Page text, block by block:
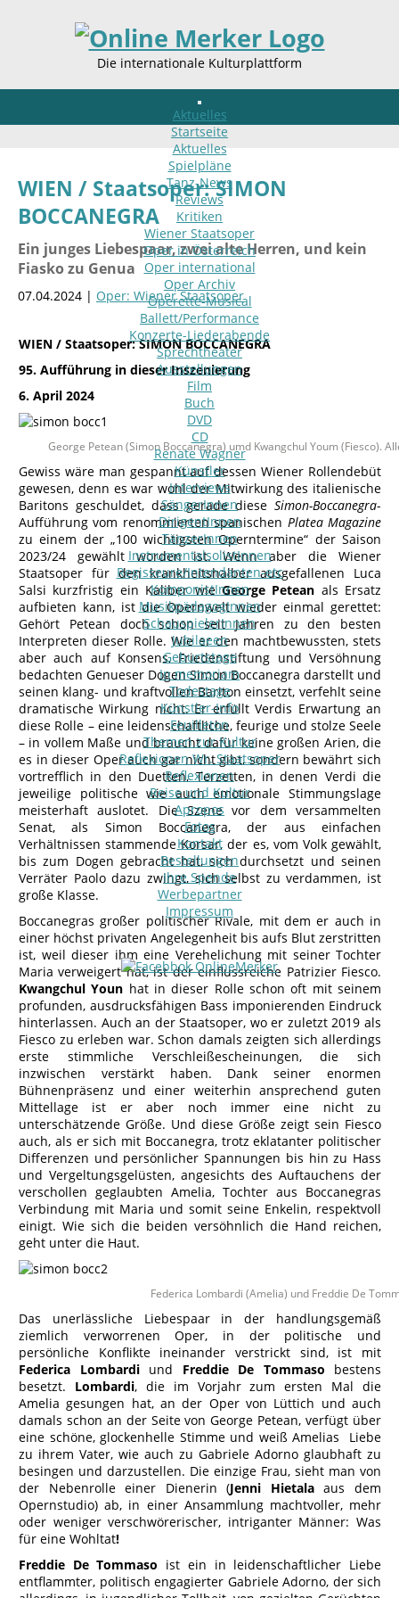
Die internationale Kulturplattform
Aktuelles
Startseite
Aktuelles
Spielpläne
Tanz-News
Reviews
Kritiken
Wiener Staatsoper
Oper in Österreich
Oper international
Oper Archiv
Operette-Musical
Ballett/Performance
Konzerte-Liederabende
Sprechtheater
Ausstellungen
Film
Buch
DVD
CD
Renate Wagner
Künstler
Interviews
SängerInnen
DirigentInnen
TänzerInnen
InstrumentalsolistInnen
Regisseure/Intendanten-etc
KomponistInnen
MusikpädagogInnen
SchauspielerInnen
Jubilaeen
Geburtstage
In memoriam
Todestage
Künstler-Info
Feuilleton
Themen zur Kultur
Reflexionen Wr. Staatsoper
Reflexionen
Reise und Kultur
Apropos
Fotos
Kontakt
Bestellungen
Ihre Spende
Werbepartner
Impressum
WIEN / Staatsoper: SIMON
BOCCANEGRA
Ein junges Liebespaar, zwei alte Herren, und kein
Fiasko zu Genua
07.04.2024 | Oper: Wiener Staatsoper
WIEN / Staatsoper: SIMON BOCCANEGRA
95. Aufführung in dieser Inszenierung
6. April 2024
George Petean (Simon Boccanegra) umd Kwangchul Youm (Fiesco).
Gewiss wäre man gespannt auf dessen Wiener Rollendebüt
gewesen, denn es war wohl der Mitwirkung des italienische
Baritons geschuldet, dass gerade diese Simon-Boccanegra-
Aufführung vom renommierten spanischen Platea Magazine
zu einem der „100 wichtigsten Operntermine“ der Saison
2023/24 gewählt worden ist. Wenn aber die Wiener
Staatsoper für den krankheitshalber ausgefallenen Luca
Salsi kurzfristig ein Kaliber wieGeorge Petean als Ersatz
aufbieten kann, ist die Opernwelt wieder einmal gerettet:
Gehört Petean doch schon seit Jahren zu den besten
Interpreten dieser Rolle. Wie er den machtbewussten, stets
aber auch auf Konsens, Friedenstiftung und Versöhnung
bedachten Genueser Dogen Simon Boccanegra darstellt und
seinen klang- und kraftvollen Bariton einsetzt, verfehlt seine
dramatische Wirkung nicht. Er erfüllt Verdis Erwartung an
diese Rolle – eine leidenschaftliche, feurige und stolze Seele
– in vollem Maße und braucht dafür keine großen Arien, die
es in dieser Oper auch gar nicht gibt, sondern bewährt sich
vortrefflich in den Duetten, Terzetten, in denen Verdi die
jeweilige politische wie auch emotionale Stimmungslage
meisterhaft auslotet. Die Szene vor dem versammelten
Senat, als Simon Boccanegra, der aus einfachen
Verhältnissen stammende Korsar, der es, vom Volk gewählt,
bis zum Dogen gebracht hat, sich durchsetzt und seinen
Verräter Paolo dazu zwingt, sich selbst zu verdammen, ist
große Klasse.
Boccanegras großer politischer Rivale, mit dem er auch in
einer höchst privaten Angelegenheit bis aufs Blut zerstritten
ist, weil dieser ihm eine Verehelichung mit seiner Tochter
Maria verweigert hat, ist der einflussreiche Patrizier Fiesco.
Kwangchul Youn hat in dieser Rolle schon oft mit seinem
profunden, ausdrucksfähigen Bass imponierenden Eindruck
hinterlassen. Auch an der Staatsoper, wo er zuletzt 2019 als
Fiesco zu erleben war. Schon damals zeigten sich allerdings
erste stimmliche Verschleißescheinungen, die sich
inzwischen verstärkt haben. Dank seiner enormen
Bühnenpräsenz und einer weiterhin ansprechend guten
Mittellage ist er aber noch immer eine nicht zu
unterschätzende Größe. Und diese Größe zeigt sein Fiesco
auch, als er sich mit Boccanegra, trotz eklatanter politischer
Differenzen und persönlicher Spannungen bis hin zu Hass
und Vergeltungsgelüsten, angesichts des Auftauchens der
verschollen geglaubten Amelia, Tochter aus Boccanegras
Verbindung mit Maria und somit seine Enkelin, respektvoll
einigt. Wie sich die beiden versöhnlich die Hand reichen,
geht unter die Haut.
Federica Lombardi (Amelia) und Freddie De
Das unerlässliche Liebespaar in der handlungsgemäß
ziemlich verworrenen Oper, in der politische und
persönliche Konflikte ineinander verstrickt sind, ist mit
Federica Lombardiund Freddie De Tommaso bestens
besetzt. Lombardi, die im Vorjahr zum ersten Mal die
Amelia gesungen hat, an der Oper von Lüttich und auch
damals schon an der Seite von George Petean, verfügt über
eine schöne, glockenhelle Stimme und weiß Amelias Liebe
zu ihrem Vater, wie auch zu Gabriele Adorno glaubhaft zu
besingen und darzustellen. Die einzige Frau, sieht man von
der Nebenrolle einer Dienerin (Jenni Hietalaaus dem
Opernstudio) ab, in einer Ansammlung machtvoller, mehr
oder weniger verschwörerischer, intriganter Männer: Was
für eine Wohltat!
Freddie De Tommaso ist ein in leidenschaftlicher Liebe
entflammter, politisch engagierter Gabriele Adorno, der sich